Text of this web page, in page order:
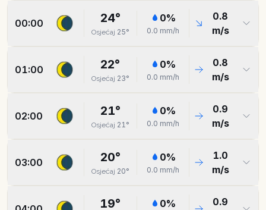
00:00 24°
Osjećaj 25°
0%
0.0 mm/h
0.8
m/s
01:00 22°
Osjećaj 23°
0%
0.0 mm/h
0.8
m/s
02:00 21°
Osjećaj 21°
0%
0.0 mm/h
0.9
m/s
03:00 20°
Osjećaj 20°
0%
0.0 mm/h
1.0
m/s
19° 0%
0.9